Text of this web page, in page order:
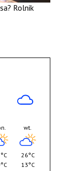
Rolnik
wt.
26°C
13°C